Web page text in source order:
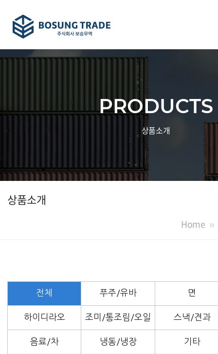
PRODUCTS
상품소개
상품소개
Home
전체 푸주/유바 면
하이디라오 조미/통조림/오일 스낵/견과
음료/차 냉동/냉장 기타